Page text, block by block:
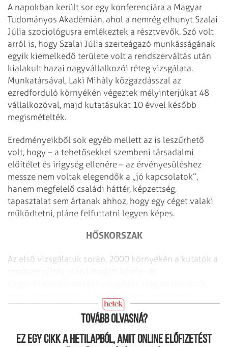
A napokban került sor egy konferenciára a Magyar
Tudományos Akadémián, ahol a nemrég elhunyt Szalai
Júlia szociológusra emlékeztek a résztvevők. Szó volt
arról is, hogy Szalai Júlia szerteágazó munkásságának
egyik kiemelkedő területe volt a rendszerváltás után
kialakult hazai nagyvállalkozói réteg vizsgálata.
Munkatársával, Laki Mihály közgazdásszal az
ezredforduló környékén végeztek mélyinterjúkat 48
vállalkozóval, majd kutatásukat 10 évvel később
megismételték.
Eredményeikből sok egyéb mellett az is leszűrhető
volt, hogy – a tehetősekkel szembeni társadalmi
előítélet és irigység ellenére – az érvényesüléshez
messze nem voltak elegendők a „jó kapcsolatok”,
hanem megfelelő családi háttér, képzettség,
tapasztalat sem ártanak ahhoz, hogy egy céget valaki
működtetni, pláne felfuttatni legyen képes.
HŐSKORSZAK
Az első vizsgálatuk során, 2000 környékén a kutatók a
Tovább olvasná?
Ez egy cikk a hetilapból, amit online előfizetést